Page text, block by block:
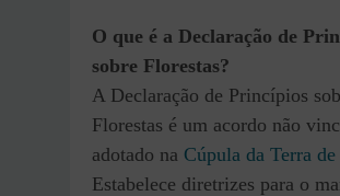
O que é a Declaração de
sobre Florestas?
A Declaração de Princípios
Florestas é um acordo não
adotado na Cúpula da Terra de
Estabelece diretrizes para o